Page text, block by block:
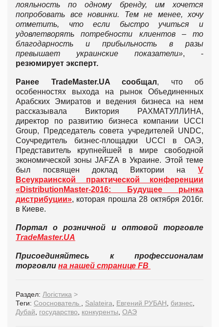
лояльность по одному бренду, им хочется
попробовать все новинки. Тем не менее, хочу
отметить, что если быстро учиться и
удовлетворять потребности клиентов – то
благодарность и прибыльность в разы
превышает украинские показатели», -
резюмирует эксперт.
Ранее TradeMaster.UAсообщал, что об
особенностях выхода на рынок Объединенных
Арабских Эмиратов и ведения бизнеса на нем
рассказывала Виктория РАХМАТУЛЛИНА,
директор по развитию бизнеса компании UCCI
Group, Председатель совета учредителей UNDC,
Соучредитель бизнес-площадки UCCI в ОАЭ,
Представитель крупнейшей в мире свободной
экономической зоны JAFZA в Украине. Этой теме
был посвящен доклад Виктории на V
Всеукраинской практической конференции
«DistributionMaster-2016: Будущее рынка
дистрибуции», которая прошла 28 октября 2016г.
в Киеве.
Портал о розничной и оптовой торговле
TradeMaster.UA
Присоединяйтесь к профессионалам
торговли на нашей странице FB
Раздел: Логістика >
Теги: Сооснователь , Salateira, Евгений РУБАН, бизнес,
Дубай, государство, конкуренты, ОАЭ